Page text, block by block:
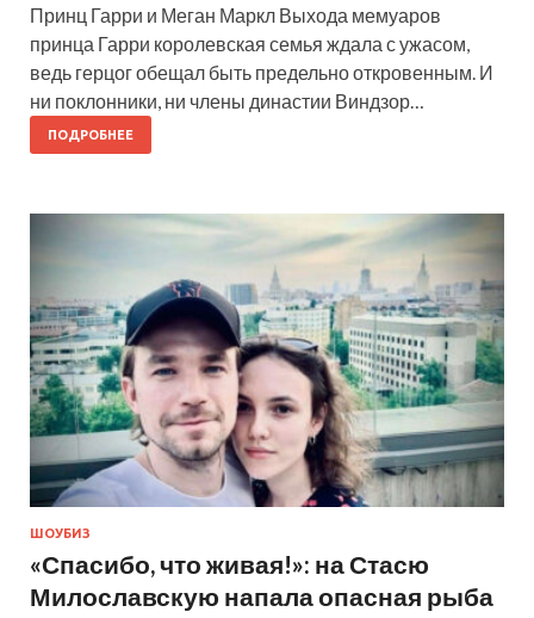
Принц Гарри и Меган Маркл Выхода мемуаров
принца Гарри королевская семья ждала с ужасом,
ведь герцог обещал быть предельно откровенным. И
ни поклонники, ни члены династии Виндзор…
ПОДРОБНЕЕ
ШОУБИЗ
«Спасибо, что живая!»: на Стасю
Милославскую напала опасная рыба